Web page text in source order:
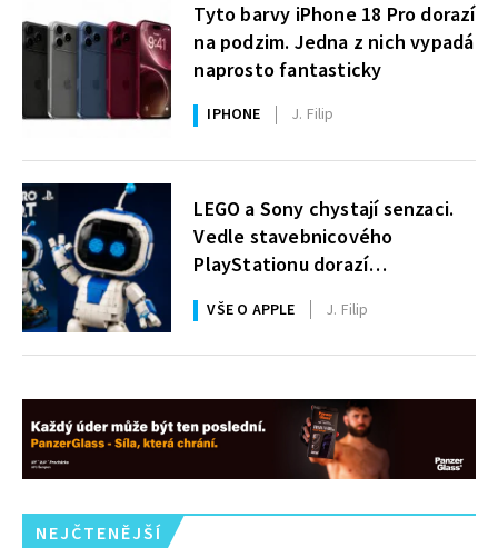
Tyto barvy iPhone 18 Pro dorazí
na podzim. Jedna z nich vypadá
naprosto fantasticky
IPHONE J. Filip
LEGO a Sony chystají senzaci.
Vedle stavebnicového
PlayStationu dorazí
i legendární Astro Bot a bude
zdarma
VŠE O APPLE J. Filip
NEJČTENĚJŠÍ